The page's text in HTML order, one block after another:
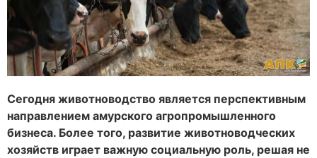
Сегодня животноводство является перспективным
направлением амурского агропромышленного
бизнеса. Более того, развитие животноводческих
хозяйств играет важную социальную роль, решая не